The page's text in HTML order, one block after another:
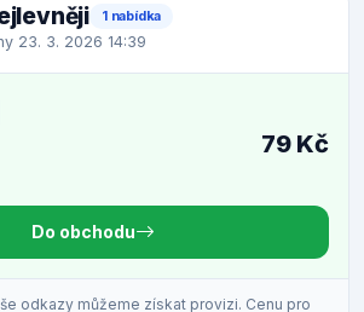
1 nabídka
23. 3. 2026 14:39
79 Kč
Do obchodu
odkazy můžeme získat provizi. Cenu pro